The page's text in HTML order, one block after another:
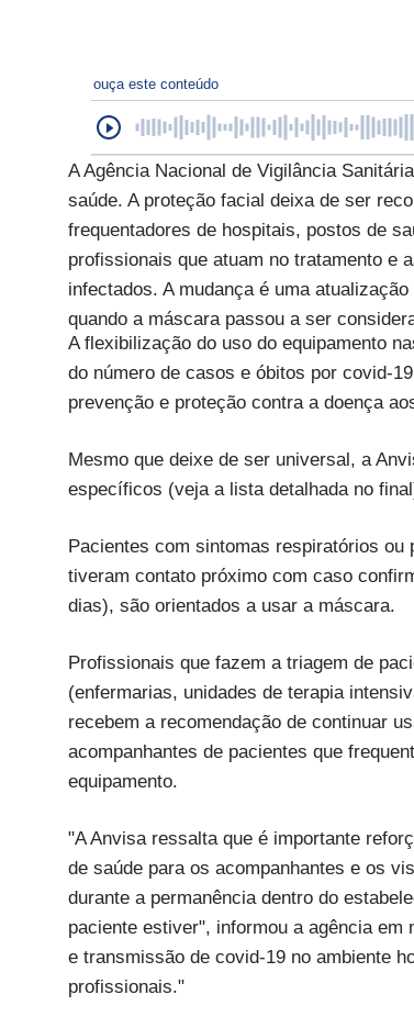
ouça este conteúdo
A Agência Nacional de Vigilância
saúde. A proteção facial deixa de ser
frequentadores de hospitais, postos de
profissionais que atuam no tratamento e
infectados. A mudança é uma
quando a máscara passou a ser
A flexibilização do uso do equipamento
do número de casos e óbitos por covid-
prevenção e proteção contra a doença
Mesmo que deixe de ser universal, a
específicos (veja a lista detalhada no
Pacientes com sintomas respiratórios
tiveram contato próximo com caso
dias), são orientados a usar a máscara.
Profissionais que fazem a triagem de
(enfermarias, unidades de terapia
recebem a recomendação de continuar
acompanhantes de pacientes que
equipamento.
"A Anvisa ressalta que é importante
de saúde para os acompanhantes e os
durante a permanência dentro do
paciente estiver", informou a agência
e transmissão de covid-19 no ambiente
profissionais."